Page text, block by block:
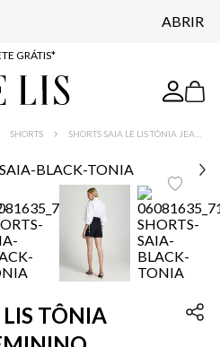
ABRIR
EXPRESSA*
GRÁTIS*
O APP
SHORTS
LIS TÔNIA